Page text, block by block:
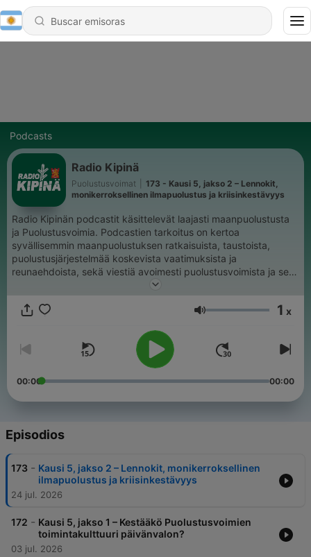
Podcasts
Radio Kipinä
Puolustusvoimat
173 - Kausi 5, jakso 2 – Lennokit,
monikerroksellinen ilmapuolustus ja kriisinkestävyys
Radio Kipinän podcastit käsittelevät laajasti maanpuolustusta
ja Puolustusvoimia. Podcastien tarkoitus on kertoa
syvällisemmin maanpuolustuksen ratkaisuista, taustoista,
puolustusjärjestelmää koskevista vaatimuksista ja
reunaehdoista, sekä viestiä avoimesti puolustusvoimista ja sen
toiminnasta. Podcasteissa esiintyvät Puolustusvoimien eri
tekniikkaa, sotataitoa, puolustusjärjestelmää ja puolustuksen
aiheita, jotka ovat juuri heille kiinnostavia.
Volumen 1 x
00:00 00:00
Episodios
173 - Kausi 5, jakso 2 – Lennokit, monikerroksellinen
ilmapuolustus ja kriisinkestävyys
24 jul. 2026
172 - Kausi 5, jakso 1 – Kestääkö Puolustusvoimien
toimintakulttuuri päivänvalon?
03 jul. 2026